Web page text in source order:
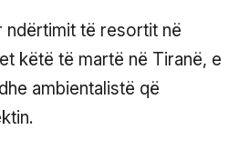
ndërtimit të resortit në
këtë të martë në Tiranë, e
ambientalistë që